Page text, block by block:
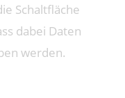
Schaltfläche
dabei Daten
werden.